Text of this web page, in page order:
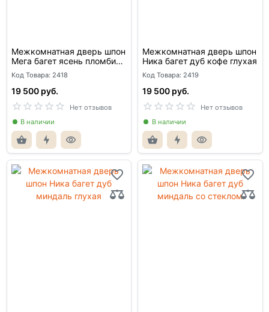
Межкомнатная дверь шпон
Мега багет ясень пломбир
глухая
Код Товара: 2418
19 500 руб.
Нет отзывов
В наличии
Межкомнатная дверь шпон
Ника багет дуб кофе глухая
Код Товара: 2419
19 500 руб.
Нет отзывов
В наличии